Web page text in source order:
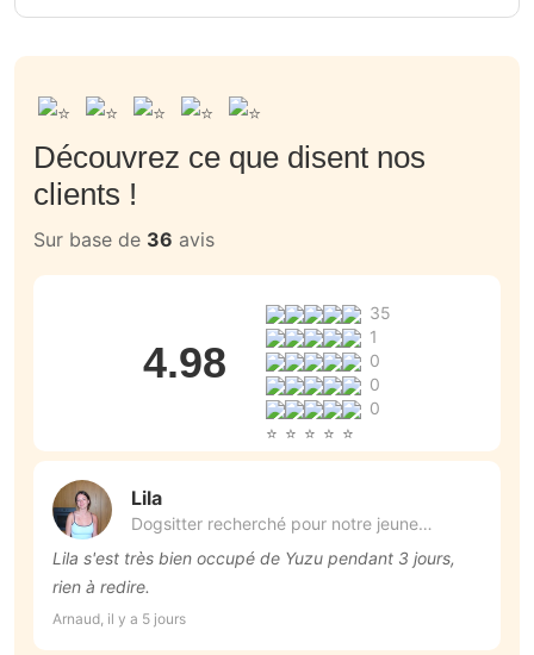
Découvrez ce que disent nos
clients !
Sur base de 36 avis
4.98
35
1
0
0
0
Lila
Dogsitter recherché pour notre jeune
cockapoo
Lila s'est très bien occupé de Yuzu pendant 3 jours,
rien à redire.
Arnaud, il y a 5 jours